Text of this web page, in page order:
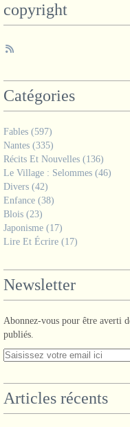
copyright
Catégories
Fables (597)
Nantes (335)
Récits Et Nouvelles (136)
Le Village : Selommes (46)
Divers (42)
Enfance (38)
Blois (23)
Japonisme (17)
Lire Et Écrire (17)
Newsletter
Abonnez-vous pour être averti
publiés.
Articles récents